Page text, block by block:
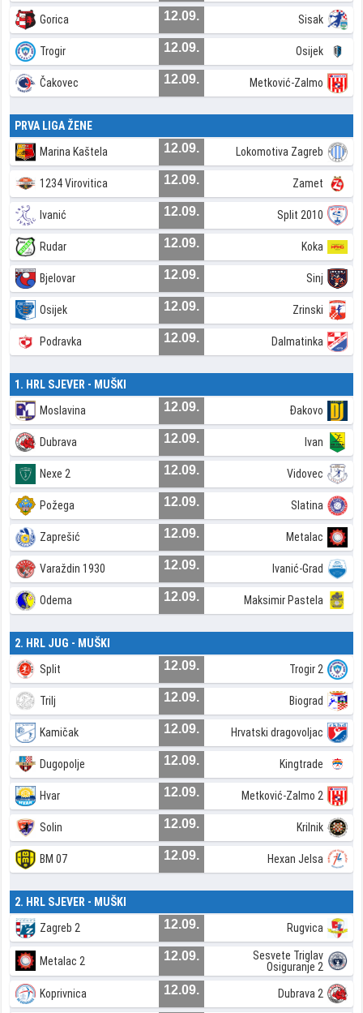
Gorica 12.09. Sisak
Trogir 12.09. Osijek
Čakovec 12.09. Metković-Zalmo
PRVA LIGA ŽENE
Marina Kaštela 12.09. Lokomotiva Zagreb
1234 Virovitica 12.09. Zamet
Ivanić 12.09. Split 2010
Rudar 12.09. Koka
Bjelovar 12.09. Sinj
Osijek 12.09. Zrinski
Podravka 12.09. Dalmatinka
1. HRL SJEVER - MUŠKI
Moslavina 12.09. Đakovo
Dubrava 12.09. Ivan
Nexe 2 12.09. Vidovec
Požega 12.09. Slatina
Zaprešić 12.09. Metalac
Varaždin 1930 12.09. Ivanić-Grad
Odema 12.09. Maksimir Pastela
2. HRL JUG - MUŠKI
Split 12.09. Trogir 2
Trilj 12.09. Biograd
Kamičak 12.09. Hrvatski dragovoljac
Dugopolje 12.09. Kingtrade
Hvar 12.09. Metković-Zalmo 2
Solin 12.09. Krilnik
BM 07 12.09. Hexan Jelsa
2. HRL SJEVER - MUŠKI
Zagreb 2 12.09. Rugvica
Metalac 2 12.09.
Sesvete Triglav
Osiguranje 2
Koprivnica 12.09. Dubrava 2